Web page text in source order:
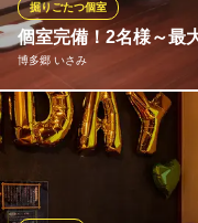
牛寿司 鉄板焼 個室
個室で厳選和牛を堪能
福岡県福岡市中央区春吉3-
個室完備！2名様～最
博多郷 いさみ
掘りごたつ個室
掘りごたつの個室は大変
は早めのご予約がおすす
体で繋げると最大で22名
ないプライベート空間で